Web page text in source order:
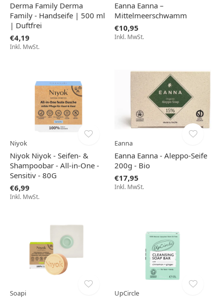
Derma Family Derma
Family - Handseife | 500 ml
| Duftfrei
€4,19
Inkl. MwSt.
Eanna Eanna –
Mittelmeerschwamm
€10,95
Inkl. MwSt.
Niyok
Niyok Niyok - Seifen- &
Shampoobar - All-in-One -
Sensitiv - 80G
€6,99
Inkl. MwSt.
Eanna
Eanna Eanna - Aleppo-Seife
200g - Bio
€17,95
Inkl. MwSt.
Soapi UpCircle